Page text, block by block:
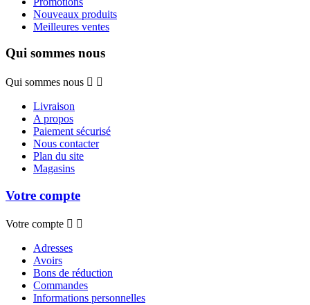
Nouveaux produits
Meilleures ventes
Qui sommes nous
Qui sommes nous  
Livraison
A propos
Paiement sécurisé
Nous contacter
Plan du site
Magasins
Votre compte
Votre compte  
Adresses
Avoirs
Bons de réduction
Commandes
Informations personnelles